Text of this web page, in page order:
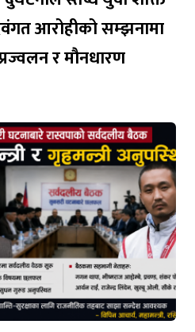
आरोहीको सम्झनामा
र मौनधारण